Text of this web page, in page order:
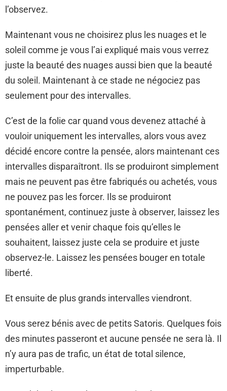
l’observez.
Maintenant vous ne choisirez plus les nuages et le
soleil comme je vous l’ai expliqué mais vous verrez
juste la beauté des nuages aussi bien que la beauté
du soleil. Maintenant à ce stade ne négociez pas
seulement pour des intervalles.
C’est de la folie car quand vous devenez attaché à
vouloir uniquement les intervalles, alors vous avez
décidé encore contre la pensée, alors maintenant ces
intervalles disparaîtront. Ils se produiront simplement
mais ne peuvent pas être fabriqués ou achetés, vous
ne pouvez pas les forcer. Ils se produiront
spontanément, continuez juste à observer, laissez les
pensées aller et venir chaque fois qu’elles le
souhaitent, laissez juste cela se produire et juste
observez-le. Laissez les pensées bouger en totale
liberté.
Et ensuite de plus grands intervalles viendront.
Vous serez bénis avec de petits Satoris. Quelques fois
des minutes passeront et aucune pensée ne sera là. Il
n’y aura pas de trafic, un état de total silence,
imperturbable.